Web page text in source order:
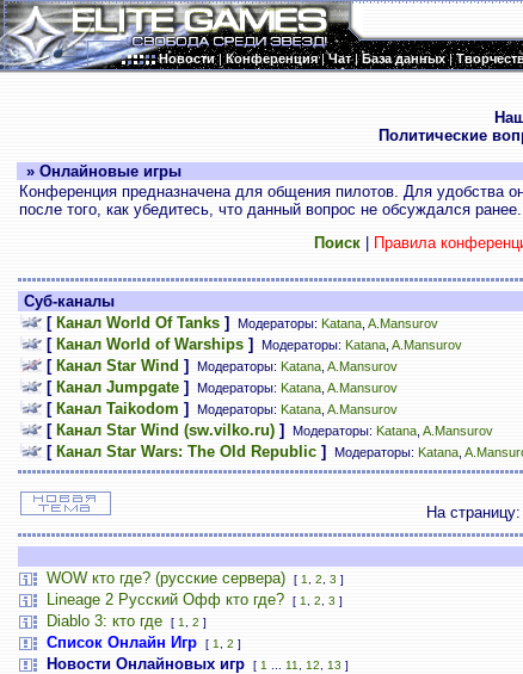
Новости|Конференция|Чат|База данных|
Политические
» Онлайновые игры
Конференция предназначена для общения пилотов. Для удобства
после того, как убедитесь, что данный вопрос не обсуждался ранее.
Поиск| Правила
Суб-каналы
[ Канал World Of Tanks] Модераторы: Katana, A.Mansurov
[ Канал World of Warships] Модераторы: Katana, A.Mansurov
[ Канал Star Wind ] Модераторы: Katana, A.Mansurov
[ Канал Jumpgate] Модераторы: Katana, A.Mansurov
[ Канал Taikodom ] Модераторы: Katana, A.Mansurov
[ Канал Star Wind (sw.vilko.ru)] Модераторы: Katana, A.Mansurov
[ Канал Star Wars: The Old Republic] Модераторы: Katana,
На страницу:
WOW кто где? (русские сервера)
[ 1 2 3 ]
Lineage 2 Русский Офф кто где? [ 1 2 3 ]
Diablo 3: кто где [ 1 2 ]
Список Онлайн Игр [ 1 2 ]
Новости Онлайновых игр [ 1 11 12 13 ]